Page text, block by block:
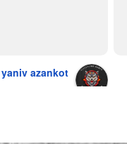
yaniv azankot